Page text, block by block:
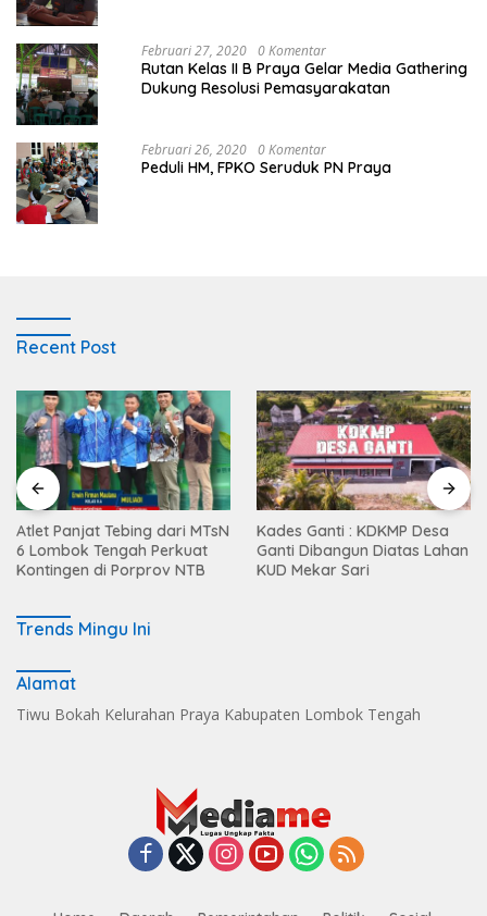
Februari 27, 2020 0 Komentar
Rutan Kelas II B Praya Gelar Media Gathering
Dukung Resolusi Pemasyarakatan
Februari 26, 2020 0 Komentar
Peduli HM, FPKO Seruduk PN Praya
Recent Post
Atlet Panjat Tebing dari MTsN
6 Lombok Tengah Perkuat
Kontingen di Porprov NTB
Kades Ganti : KDKMP Desa
Ganti Dibangun Diatas Lahan
KUD Mekar Sari
Trends Mingu Ini
Alamat
Tiwu Bokah Kelurahan Praya Kabupaten Lombok Tengah